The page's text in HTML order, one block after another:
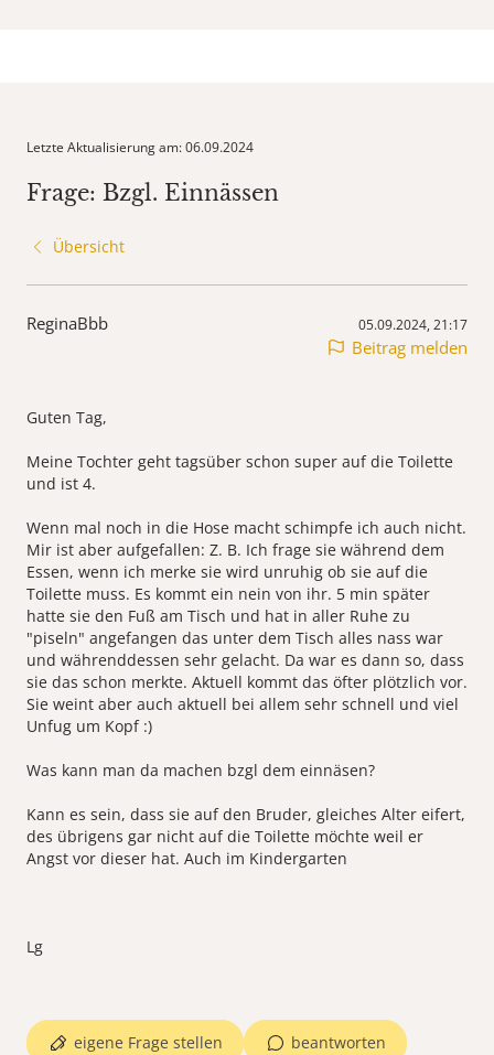
Letzte Aktualisierung am: 06.09.2024
Frage: Bzgl. Einnässen
Übersicht
ReginaBbb 05.09.2024, 21:17
Beitrag melden
Guten Tag,
Meine Tochter geht tagsüber schon super auf die Toilette
und ist 4.
Wenn mal noch in die Hose macht schimpfe ich auch nicht.
Mir ist aber aufgefallen: Z. B. Ich frage sie während dem
Essen, wenn ich merke sie wird unruhig ob sie auf die
Toilette muss. Es kommt ein nein von ihr. 5 min später
hatte sie den Fuß am Tisch und hat in aller Ruhe zu
"piseln" angefangen das unter dem Tisch alles nass war
und währenddessen sehr gelacht. Da war es dann so, dass
sie das schon merkte. Aktuell kommt das öfter plötzlich vor.
Sie weint aber auch aktuell bei allem sehr schnell und viel
Unfug um Kopf :)
Was kann man da machen bzgl dem einnäsen?
Kann es sein, dass sie auf den Bruder, gleiches Alter eifert,
des übrigens gar nicht auf die Toilette möchte weil er
Angst vor dieser hat. Auch im Kindergarten
Lg
beantworten
eigene Frage stellen